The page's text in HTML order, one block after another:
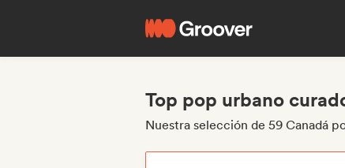
Top pop urbano
Nuestra selección de 59 Canadá